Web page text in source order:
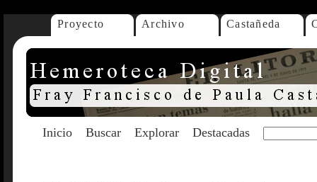
Proyecto Archivo Castañeda
Inicio Buscar Explorar Destacadas